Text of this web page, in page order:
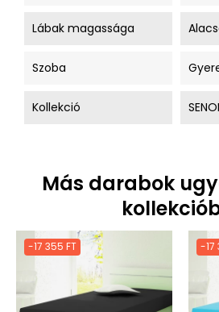
Lábak magassága
Szoba
Kollekció
Más darabok
-17 355 FT -17